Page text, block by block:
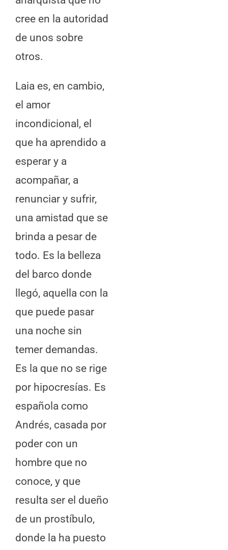
cree en la autoridad
de unos sobre
otros.
Laia es, en cambio,
el amor
incondicional, el
que ha aprendido a
esperar y a
acompañar, a
renunciar y sufrir,
una amistad que se
brinda a pesar de
todo. Es la belleza
del barco donde
llegó, aquella con la
que puede pasar
una noche sin
temer demandas.
Es la que no se rige
por hipocresías. Es
española como
Andrés, casada por
poder con un
hombre que no
conoce, y que
resulta ser el dueño
de un prostíbulo,
donde la ha puesto